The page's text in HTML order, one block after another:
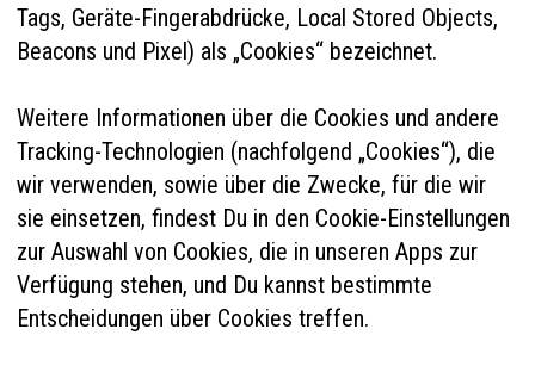
Tags, Geräte-Fingerabdrücke, Local Stored Objects,
Beacons und Pixel) als „Cookies“ bezeichnet.
Weitere Informationen über die Cookies und andere
Tracking-Technologien (nachfolgend „Cookies“), die
wir verwenden, sowie über die Zwecke, für die wir
sie einsetzen, findest Du in den Cookie-Einstellungen
zur Auswahl von Cookies, die in unseren Apps zur
Verfügung stehen, und Du kannst bestimmte
Entscheidungen über Cookies treffen.